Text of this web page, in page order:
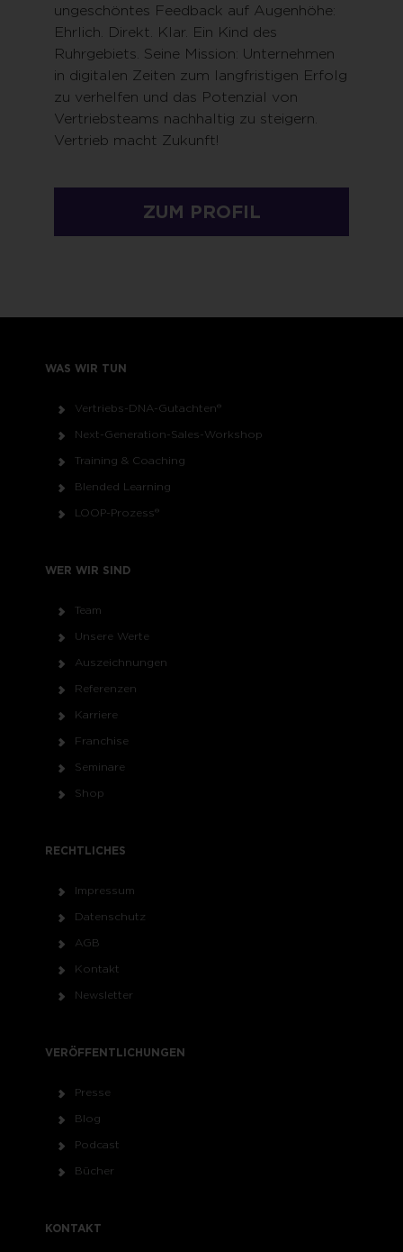
ungeschöntes Feedback auf Augenhöhe:
Ehrlich. Direkt. Klar. Ein Kind des
Ruhrgebiets. Seine Mission: Unternehmen
in digitalen Zeiten zum langfristigen Erfolg
zu verhelfen und das Potenzial von
Vertriebsteams nachhaltig zu steigern.
Vertrieb macht Zukunft!
ZUM PROFIL
WAS WIR TUN
Vertriebs-DNA-Gutachten®
Next-Generation-Sales-Workshop
Training & Coaching
Blended Learning
LOOP-Prozess®
WER WIR SIND
Team
Unsere Werte
Auszeichnungen
Referenzen
Karriere
Franchise
Seminare
Shop
RECHTLICHES
Impressum
Datenschutz
AGB
Kontakt
Newsletter
VERÖFFENTLICHUNGEN
Presse
Blog
Podcast
Bücher
KONTAKT